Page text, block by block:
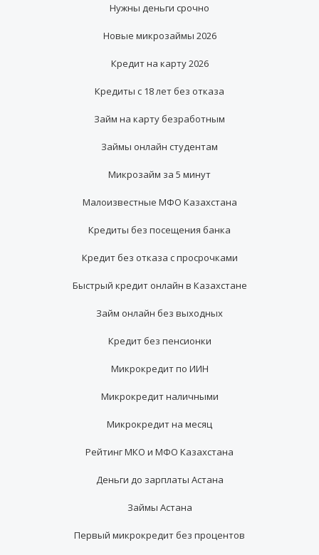
Нужны деньги срочно
Новые микрозаймы 2026
Кредит на карту 2026
Кредиты с 18 лет без отказа
Займ на карту безработным
Займы онлайн студентам
Микрозайм за 5 минут
Малоизвестные МФО Казахстана
Кредиты без посещения банка
Кредит без отказа с просрочками
Быстрый кредит онлайн в Казахстане
Займ онлайн без выходных
Кредит без пенсионки
Микрокредит по ИИН
Микрокредит наличными
Микрокредит на месяц
Рейтинг МКО и МФО Казахстана
Деньги до зарплаты Астана
Займы Астана
Первый микрокредит без процентов